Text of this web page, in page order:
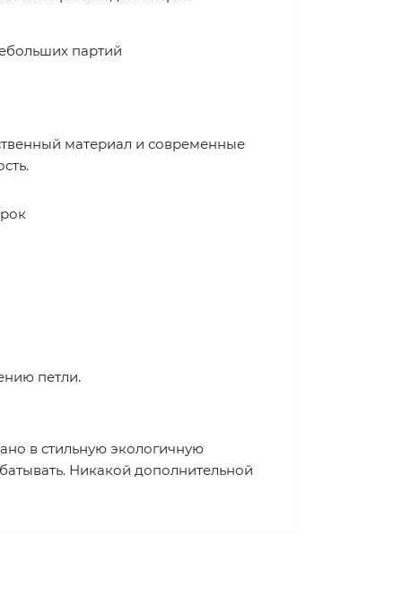
партий
материал и современные
петли.
в стильную экологичную
Никакой дополнительной